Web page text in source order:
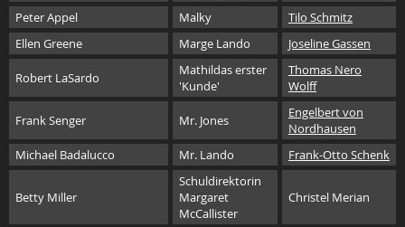
Peter Appel Malky
Tilo Schmitz
Ellen Greene
Marge Lando Joseline Gassen
Robert LaSardo
Mathildas erster
'Kunde'
Thomas Nero
Wolff
Frank Senger Mr. Jones
Engelbert von
Nordhausen
Michael Badalucco
Mr. Lando Frank-Otto Schenk
Betty Miller
Schuldirektorin
Margaret
McCallister
Christel Merian